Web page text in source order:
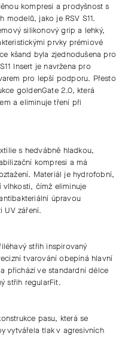
kompresi a prodyšnost s
modelů, jako je RSV S11.
silikonový grip a lehký,
prvky prémiové
kšand byla zjednodušena pro
Insert je navržena pro
pro lepší podporu. Přesto
goldenGate 2.0, která
a eliminuje tření při
s hedvábně hladkou,
kompresi a má
Materiál je hydrofobní,
vlhkosti, čímž eliminuje
úpravou
UV záření.
střih inspirovaný
tvarování obepíná hlavní
a přichází vestandardní délce
střih regularFit.
pasu, která se
vytvářela tlak v agresivních